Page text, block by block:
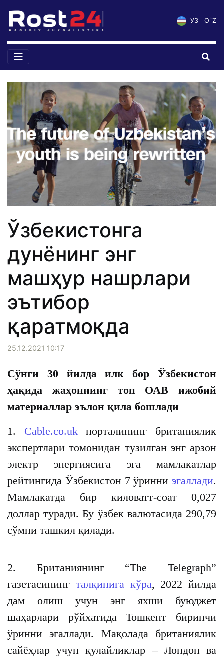
УЗ O`Z
Ўзбекистонга
дунёнинг энг
машҳур нашрлари
эътибор
қаратмоқда
25.12.2021 10:17
Сўнги 30 йилда илк бор Ўзбекистон
ҳақида жаҳоннинг топ ОАВ ижобий
материаллар эълон қила бошлади
1. Cable.co.ukпорталининг британиялик
экспертлари томонидан тузилган энг арзон
электр энергиясига эга мамлакатлар
рейтингида Ўзбекистон 7 ўринни эгаллади.
Мамлакатда бир киловатт-соат 0,027
доллар туради. Бу ўзбек валютасида 290,79
сўмни ташкил қилади.
2. Британиянинг “Тhe Telegraph”
газетасининг талқинига кўра, 2022 йилда
дам олиш учун энг яхши буюджет
шаҳарлари рўйхатида Тошкент биринчи
ўринни эгаллади. Мақолада британиялик
сайёҳлар учун қулайликлар – Лондон ва